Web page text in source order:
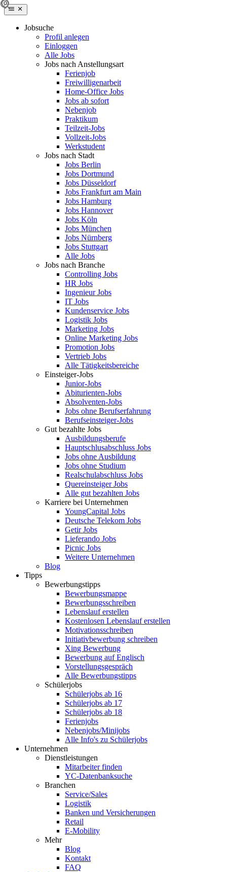
Jobsuche
Profil anlegen
Einloggen
Alle Jobs
Jobs nach Anstellungsart
Ferienjob
Freiwilligenarbeit
Home-Office Jobs
Jobs ab sofort
Nebenjob
Praktikum
Teilzeit-Jobs
Vollzeit-Jobs
Werkstudent
Jobs nach Stadt
Jobs Berlin
Jobs Dortmund
Jobs Düsseldorf
Jobs Frankfurt am Main
Jobs Hamburg
Jobs Hannover
Jobs Köln
Jobs München
Jobs Nürnberg
Jobs Stuttgart
Alle Jobs
Jobs nach Branche
Controlling Jobs
HR Jobs
Ingenieur Jobs
IT Jobs
Kundenservice Jobs
Logistik Jobs
Marketing Jobs
Online Marketing Jobs
Promotion Jobs
Vertrieb Jobs
Alle Tätigkeitsbereiche
Einsteiger-Jobs
Junior-Jobs
Abiturienten-Jobs
Absolventen-Jobs
Jobs ohne Berufserfahrung
Berufseinsteiger-Jobs
Gut bezahlte Jobs
Ausbildungsberufe
Hauptschlusabschluss Jobs
Jobs ohne Ausbildung
Jobs ohne Studium
Realschulabschluss Jobs
Quereinsteiger Jobs
Alle gut bezahlten Jobs
Karriere bei Unternehmen
YoungCapital Jobs
Deutsche Telekom Jobs
Getir Jobs
Lieferando Jobs
Picnic Jobs
Weitere Unternehmen
Blog
Tipps
Bewerbungstipps
Bewerbungsmappe
Bewerbungsschreiben
Lebenslauf erstellen
Kostenlosen Lebenslauf erstellen
Motivationsschreiben
Initiativbewerbung schreiben
Xing Bewerbung
Bewerbung auf Englisch
Vorstellungsgespräch
Alle Bewerbungstipps
Schülerjobs
Schülerjobs ab 16
Schülerjobs ab 17
Schülerjobs ab 18
Ferienjobs
Nebenjobs/Minijobs
Alle Info's zu Schülerjobs
Unternehmen
Dienstleistungen
Mitarbeiter finden
YC-Datenbanksuche
Branchen
Service/Sales
Logistik
Banken und Versicherungen
Retail
E-Mobility
Mehr
Blog
Kontakt
FAQ